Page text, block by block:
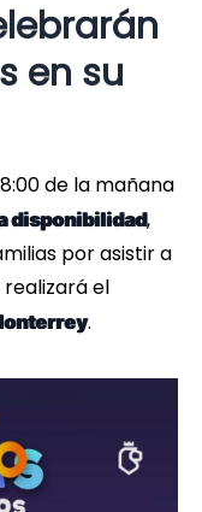
en su
de la mañana
disponibilidad,
por asistir a
el
.